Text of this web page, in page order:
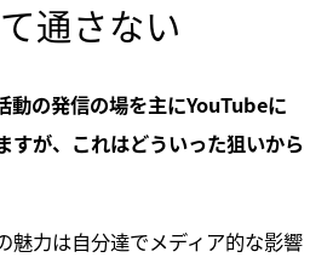
通さない
動の発信の場を主にYouTubeに
すが、これはどういった狙いから
魅力は自分達でメディア的な影響